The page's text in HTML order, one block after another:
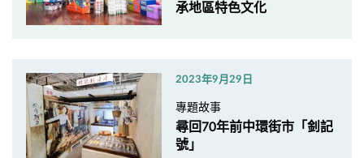
承地區特色文化
2023年9月29日
專題故事
尋回70年前中環街市「釗記
號」